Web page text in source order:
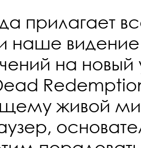
прилагает
наше видение
на новый
живой